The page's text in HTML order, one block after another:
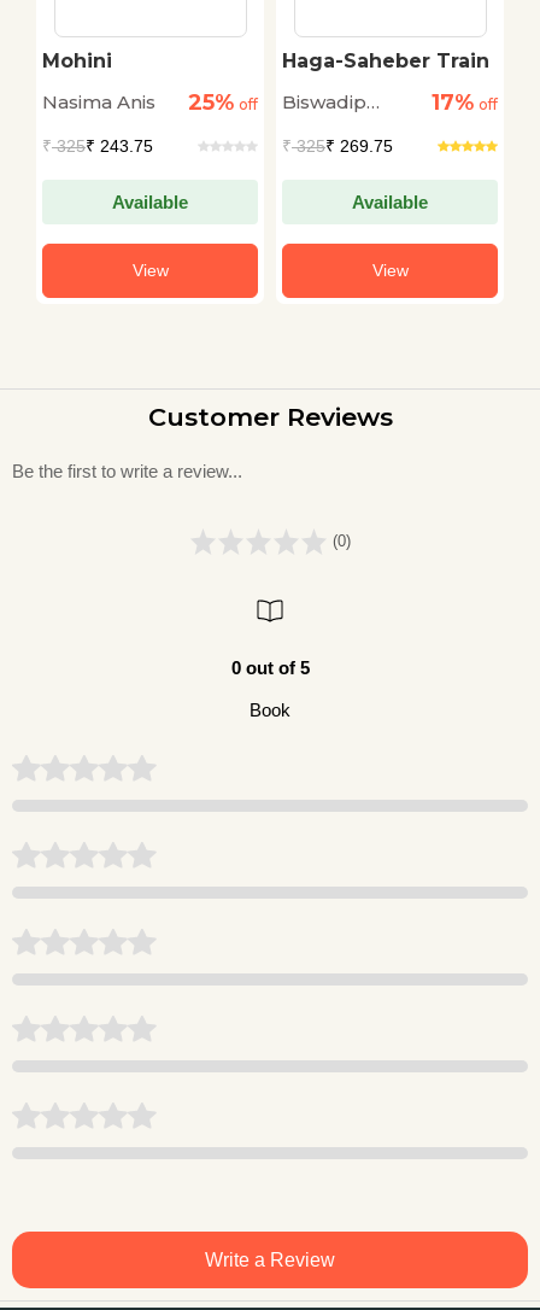
Mohini
Nasima Anis
25% off
₹325₹ 243.75
Available
View
Haga-Saheber Train
Biswadip
17% off
₹325₹ 269.75
Available
View
Customer Reviews
Be the first to write a review...
(0)
0 out of 5
Book
Write a Review